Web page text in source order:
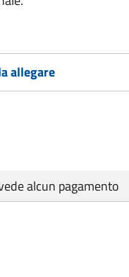
allegare
alcun pagamento